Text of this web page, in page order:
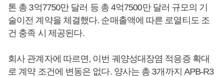
톤 총 3억7750만 달러 등 총 4억7500만 달러 규모의 기
술이전 계약을 체결했다. 순매출액에 따른 로열티도 조
건 충족 시 제공된다.
회사 관계자에 따르면, 이번 궤양성대장염 적응증 확대
로 계약 조건에 변동은 없다. 양사는 총 3개까지 APB-R3